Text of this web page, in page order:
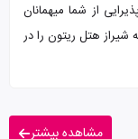
از شما میهمانان
هتل ریتون را در
مشاهده بیشتر